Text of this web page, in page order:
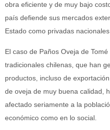
obra eficiente y de muy bajo
país defiende sus mercados
Estado como privadas
El caso de Paños Oveja de
tradicionales chilenas, que han
productos, incluso de
de oveja de muy buena calidad,
afectado seriamente a la
económico como en lo social.